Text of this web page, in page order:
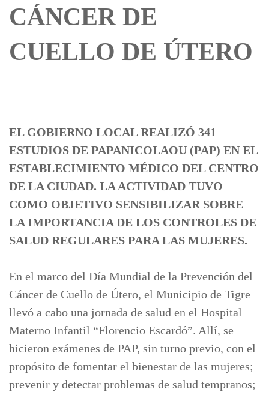
CÁNCER DE
CUELLO DE ÚTERO
EL GOBIERNO LOCAL REALIZÓ 341
ESTUDIOS DE PAPANICOLAOU (PAP) EN EL
ESTABLECIMIENTO MÉDICO DEL CENTRO
DE LA CIUDAD. LA ACTIVIDAD TUVO
COMO OBJETIVO SENSIBILIZAR SOBRE
LA IMPORTANCIA DE LOS CONTROLES DE
SALUD REGULARES PARA LAS MUJERES.
En el marco del Día Mundial de la Prevención del
Cáncer de Cuello de Útero, el Municipio de Tigre
llevó a cabo una jornada de salud en el Hospital
Materno Infantil “Florencio Escardó”. Allí, se
hicieron exámenes de PAP, sin turno previo, con el
propósito de fomentar el bienestar de las mujeres;
prevenir y detectar problemas de salud tempranos;